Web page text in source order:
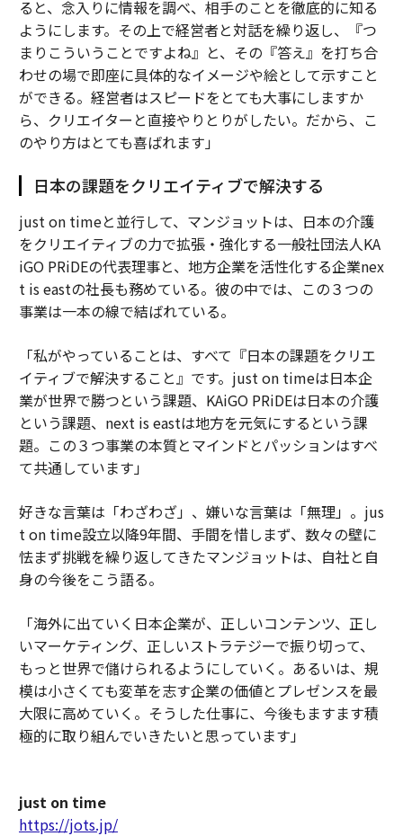
ると、念入りに情報を調べ、相手のことを徹底的に知る
ようにします。その上で経営者と対話を繰り返し、『つ
まりこういうことですよね』と、その『答え』を打ち合
わせの場で即座に具体的なイメージや絵として示すこと
ができる。経営者はスピードをとても大事にしますか
ら、クリエイターと直接やりとりがしたい。だから、こ
のやり方はとても喜ばれます」
日本の課題をクリエイティブで解決する
just on timeと並行して、マンジョットは、日本の介護
をクリエイティブの力で拡張・強化する一般社団法人KA
iGO PRiDEの代表理事と、地方企業を活性化する企業nex
t is eastの社長も務めている。彼の中では、この３つの
事業は一本の線で結ばれている。
「私がやっていることは、すべて『日本の課題をクリエ
イティブで解決すること』です。just on timeは日本企
業が世界で勝つという課題、KAiGO PRiDEは日本の介護
という課題、next is eastは地方を元気にするという課
題。この３つ事業の本質とマインドとパッションはすべ
て共通しています」
好きな言葉は「わざわざ」、嫌いな言葉は「無理」。jus
t on time設立以降9年間、手間を惜しまず、数々の壁に
怯まず挑戦を繰り返してきたマンジョットは、自社と自
身の今後をこう語る。
「海外に出ていく日本企業が、正しいコンテンツ、正し
いマーケティング、正しいストラテジーで振り切って、
もっと世界で儲けられるようにしていく。あるいは、規
模は小さくても変革を志す企業の価値とプレゼンスを最
大限に高めていく。そうした仕事に、今後もますます積
極的に取り組んでいきたいと思っています」
just on time
https://jots.jp/